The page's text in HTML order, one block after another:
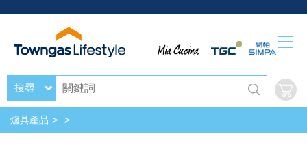
搜尋
爐具產品